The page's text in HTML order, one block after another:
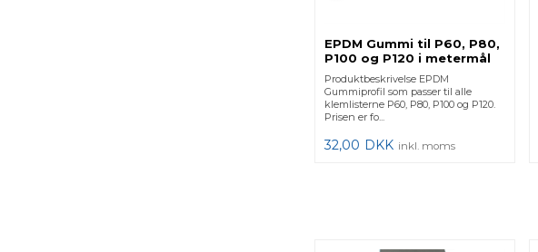
EPDM Gummi til P60, P80,
P100 og P120 i metermål
Produktbeskrivelse EPDM
Gummiprofil som passer til alle
klemlisterne P60, P80, P100 og P120.
Prisen er fo...
32,00 DKK inkl. moms